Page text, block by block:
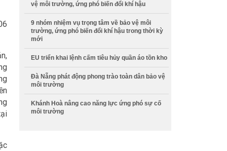
vệ môi trường, ứng phó biến đổi khí hậu
9 nhóm nhiệm vụ trọng tâm về bảo vệ môi
trường, ứng phó biến đổi khí hậu trong thời kỳ
mới
EU triển khai lệnh cấm tiêu hủy quần áo tồn kho
Đà Nẵng phát động phong trào toàn dân bảo vệ
môi trường
Khánh Hoà nâng cao năng lực ứng phó sự cố
môi trường